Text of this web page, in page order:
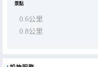
景點
0.6公里
0.8公里